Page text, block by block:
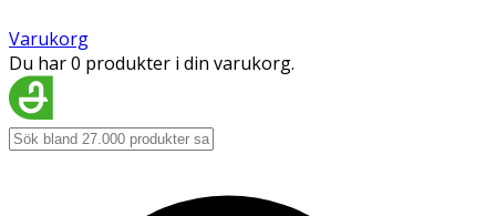
Varukorg
Du har 0 produkter i din varukorg.